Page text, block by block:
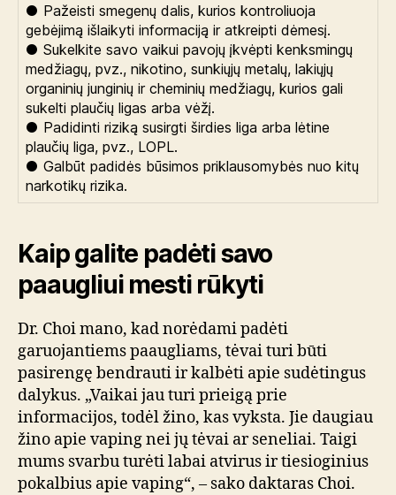
● Pažeisti smegenų dalis, kurios kontroliuoja
gebėjimą išlaikyti informaciją ir atkreipti dėmesį.
● Sukelkite savo vaikui pavojų įkvėpti kenksmingų
medžiagų, pvz., nikotino, sunkiųjų metalų, lakiųjų
organinių junginių ir cheminių medžiagų, kurios gali
sukelti plaučių ligas arba vėžį.
● Padidinti riziką susirgti širdies liga arba lėtine
plaučių liga, pvz., LOPL.
● Galbūt padidės būsimos priklausomybės nuo kitų
narkotikų rizika.
Kaip galite padėti savo
paaugliui mesti rūkyti
Dr. Choi mano, kad norėdami padėti
garuojantiems paaugliams, tėvai turi būti
pasirengę bendrauti ir kalbėti apie sudėtingus
dalykus. „Vaikai jau turi prieigą prie
informacijos, todėl žino, kas vyksta. Jie daugiau
žino apie vaping nei jų tėvai ar seneliai. Taigi
mums svarbu turėti labai atvirus ir tiesioginius
pokalbius apie vaping“, – sako daktaras Choi.